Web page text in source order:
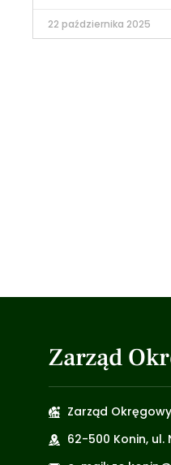
22 października 2025
Zarząd
Zarząd
62-500 Konin, ul.